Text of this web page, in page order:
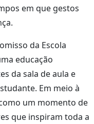
em que gestos
da Escola
educação
da sala de aula e
Em meio à
um momento de
que inspiram toda a